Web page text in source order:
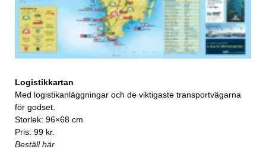
Logistikkartan
Med logistikanläggningar och de viktigaste transportvägarna
för godset.
Storlek: 96×68 cm
Pris: 99 kr.
Beställ här